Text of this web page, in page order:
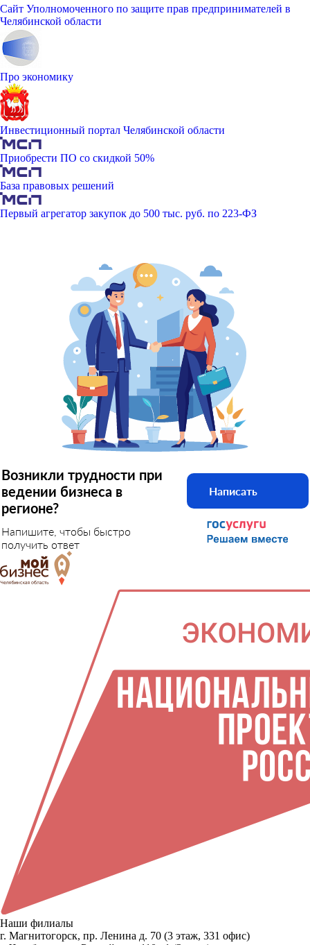
Сайт Уполномоченного по защите прав предпринимателей в
Челябинской области
Про экономику
Инвестиционный портал Челябинской области
Приобрести ПО со скидкой 50%
База правовых решений
Первый агрегатор закупок до 500 тыс. руб. по 223-ФЗ
Возникли трудности при
ведении бизнеса в
регионе?
Напишите, чтобы быстро
получить ответ
Написать
Наши филиалы
г. Магнитогорск, пр. Ленина д. 70 (3 этаж, 331 офис)